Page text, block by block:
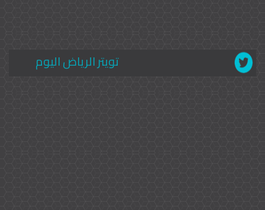
تويتر الرياض اليوم